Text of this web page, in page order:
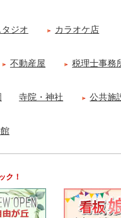
ジオ カラオケ店
不動産屋 税理士事務
寺院・神社 公共施
ク！